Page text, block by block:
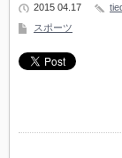
2015 04.17
スポーツ